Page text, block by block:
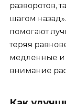
разворотов,
шагом
помогают
теряя
медленные и
внимание